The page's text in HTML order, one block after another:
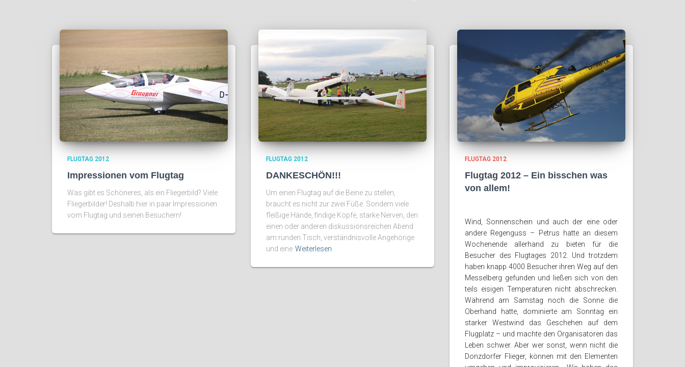
FLUGTAG 2012
Impressionen vom Flugtag
Was gibt es Schöneres, als ein Fliegerbild? Viele
Fliegerbilder! Deshalb hier in paar Impressionen
vom Flugtag und seinen Besuchern!
FLUGTAG 2012
DANKESCHÖN!!!
Um einen Flugtag auf die Beine zu stellen,
braucht es nicht zur zwei Füße. Sondern viele
fleißige Hände, findige Köpfe, starke Nerven, den
einen oder anderen diskussionsreichen Abend
am runden Tisch, verständnisvolle Angehörige
und eine Weiterlesen
FLUGTAG 2012
Flugtag 2012 – Ein bisschen was
von allem!
Wind, Sonnenschein und auch der eine oder
andere Regenguss – Petrus hatte an diesem
Wochenende allerhand zu bieten für die
Besucher des Flugtages 2012. Und trotzdem
haben knapp 4000 Besucher ihren Weg auf den
Messelberg gefunden und ließen sich von den
teils eisigen Temperaturen nicht abschrecken.
Während am Samstag noch die Sonne die
Oberhand hatte, dominierte am Sonntag ein
starker Westwind das Geschehen auf dem
Flugplatz – und machte den Organisatoren das
Leben schwer. Aber wer sonst, wenn nicht die
Donzdorfer Flieger, können mit den Elementen